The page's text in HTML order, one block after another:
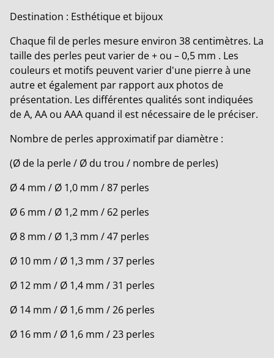
Destination : Esthétique et bijoux
Chaque fil de perles mesure environ 38 centimètres. La
taille des perles peut varier de + ou – 0,5 mm . Les
couleurs et motifs peuvent varier d'une pierre à une
autre et également par rapport aux photos de
présentation. Les différentes qualités sont indiquées
de A, AA ou AAA quand il est nécessaire de le préciser.
Nombre de perles approximatif par diamètre :
(Ø de la perle / Ø du trou / nombre de perles)
Ø 4 mm / Ø 1,0 mm / 87 perles
Ø 6 mm / Ø 1,2 mm / 62 perles
Ø 8 mm / Ø 1,3 mm / 47 perles
Ø 10 mm / Ø 1,3 mm / 37 perles
Ø 12 mm / Ø 1,4 mm / 31 perles
Ø 14 mm / Ø 1,6 mm / 26 perles
Ø 16 mm / Ø 1,6 mm / 23 perles